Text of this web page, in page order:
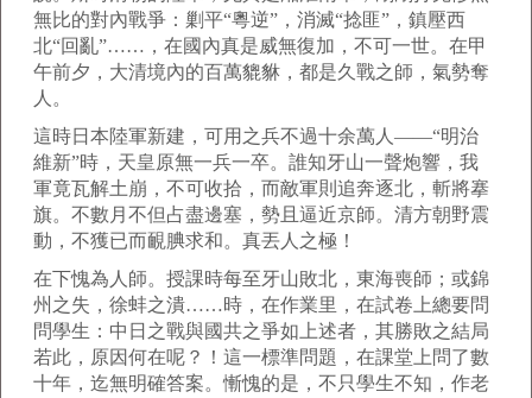
無比的對內戰爭：剿平“粵逆”，消滅“捻匪”，鎮壓西
北“回亂”……，在國內真是威無復加，不可一世。在甲
午前夕，大清境內的百萬貔貅，都是久戰之師，氣勢奪
人。
這時日本陸軍新建，可用之兵不過十余萬人——“明治
維新”時，天皇原無一兵一卒。誰知牙山一聲炮響，我
軍竟瓦解土崩，不可收拾，而敵軍則追奔逐北，斬將搴
旗。不數月不但占盡邊塞，勢且逼近京師。清方朝野震
動，不獲已而靦腆求和。真丟人之極！
在下愧為人師。授課時每至牙山敗北，東海喪師；或錦
州之失，徐蚌之潰……時，在作業里，在試卷上總要問
問學生：中日之戰與國共之爭如上述者，其勝敗之結局
若此，原因何在呢？！這一標準問題，在課堂上問了數
十年，迄無明確答案。慚愧的是，不只學生不知，作老